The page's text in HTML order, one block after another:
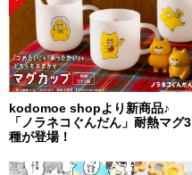
kodomoe shopより新商品♪
「ノラネコぐんだん」耐熱マグ3
種が登場！